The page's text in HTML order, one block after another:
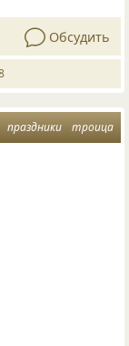
Обсудить
праздники троица